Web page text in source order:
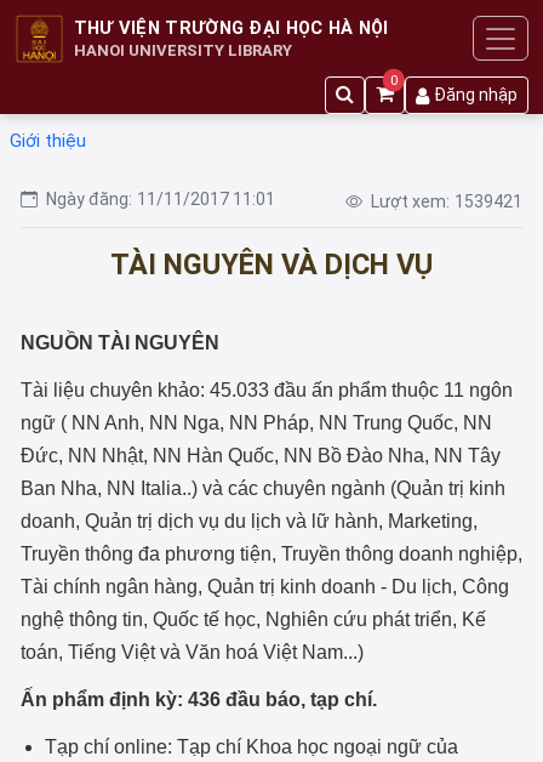
THƯ VIỆN TRƯỜNG ĐẠI HỌC HÀ NỘI
HANOI UNIVERSITY LIBRARY
0
Đăng nhập
Giới thiệu
Ngày đăng: 11/11/2017 11:01 Lượt xem: 1539421
TÀI NGUYÊN VÀ DỊCH VỤ
NGUỒN TÀI NGUYÊN
Tài liệu chuyên khảo: 45.033 đầu ấn phẩm thuộc 11 ngôn
ngữ ( NN Anh, NN Nga, NN Pháp, NN Trung Quốc, NN
Đức, NN Nhật, NN Hàn Quốc, NN Bồ Đào Nha, NN Tây
Ban Nha, NN Italia..) và các chuyên ngành (Quản trị kinh
doanh, Quản trị dịch vụ du lịch và lữ hành, Marketing,
Truyền thông đa phương tiện, Truyền thông doanh nghiệp,
Tài chính ngân hàng, Quản trị kinh doanh - Du lịch, Công
nghệ thông tin, Quốc tế học, Nghiên cứu phát triển, Kế
toán, Tiếng Việt và Văn hoá Việt Nam...)
Ấn phẩm định kỳ: 436 đầu báo, tạp chí.
Tạp chí online: Tạp chí Khoa học ngoại ngữ của